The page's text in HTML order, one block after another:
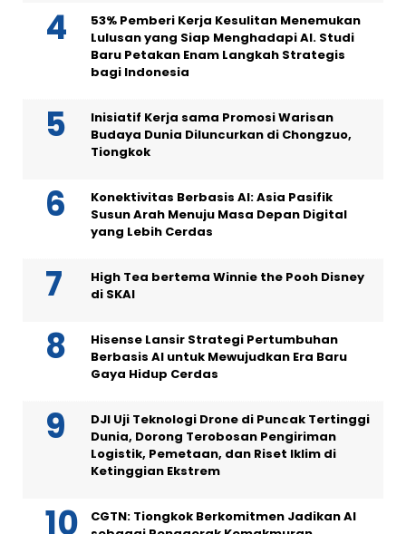
53% Pemberi Kerja Kesulitan Menemukan
Lulusan yang Siap Menghadapi AI. Studi
Baru Petakan Enam Langkah Strategis
bagi Indonesia
Inisiatif Kerja sama Promosi Warisan
Budaya Dunia Diluncurkan di Chongzuo,
Tiongkok
Konektivitas Berbasis AI: Asia Pasifik
Susun Arah Menuju Masa Depan Digital
yang Lebih Cerdas
High Tea bertema Winnie the Pooh Disney
di SKAI
Hisense Lansir Strategi Pertumbuhan
Berbasis AI untuk Mewujudkan Era Baru
Gaya Hidup Cerdas
DJI Uji Teknologi Drone di Puncak Tertinggi
Dunia, Dorong Terobosan Pengiriman
Logistik, Pemetaan, dan Riset Iklim di
Ketinggian Ekstrem
CGTN: Tiongkok Berkomitmen Jadikan AI